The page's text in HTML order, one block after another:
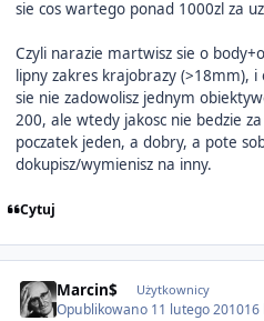
sie cos wartego ponad 1000zl za
Czyli narazie martwisz sie o
lipny zakres krajobrazy (>18mm),
sie nie zadowolisz jednym
200, ale wtedy jakosc nie bedzie
poczatek jeden, a dobry, a pote
dokupisz/wymienisz na inny.
Cytuj
Marcin$ Użytkownicy
Opublikowano 11 lutego 201016 l